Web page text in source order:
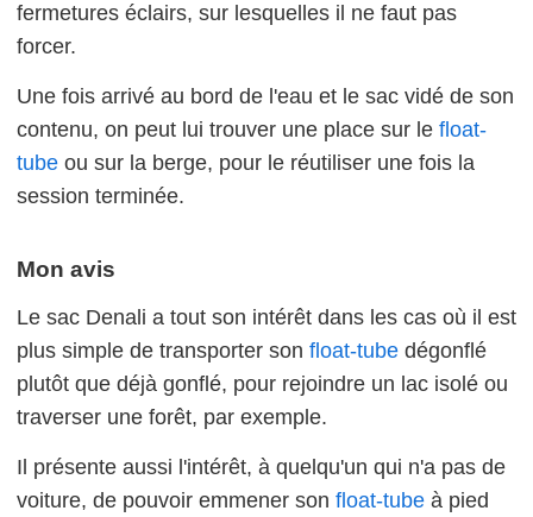
fermetures éclairs, sur lesquelles il ne faut pas
forcer.
Une fois arrivé au bord de l'eau et le sac vidé de son
contenu, on peut lui trouver une place sur le float-
tube ou sur la berge, pour le réutiliser une fois la
session terminée.
Mon avis
Le sac Denali a tout son intérêt dans les cas où il est
plus simple de transporter son float-tube dégonflé
plutôt que déjà gonflé, pour rejoindre un lac isolé ou
traverser une forêt, par exemple.
Il présente aussi l'intérêt, à quelqu'un qui n'a pas de
voiture, de pouvoir emmener son float-tube à pied